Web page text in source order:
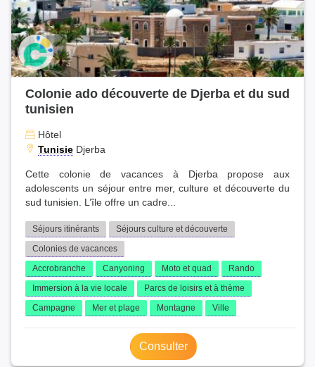
Colonie ado découverte de Djerba et du sud
tunisien
Hôtel
Tunisie Djerba
Cette colonie de vacances à Djerba propose aux
adolescents un séjour entre mer, culture et découverte du
sud tunisien. L’île offre un cadre...
Séjours itinérants
Séjours culture et découverte
Colonies de vacances
Accrobranche
Canyoning Moto et quad
Rando
Immersion à la vie locale
Parcs de loisirs et à thème
Campagne
Mer et plage Montagne Ville
Consulter